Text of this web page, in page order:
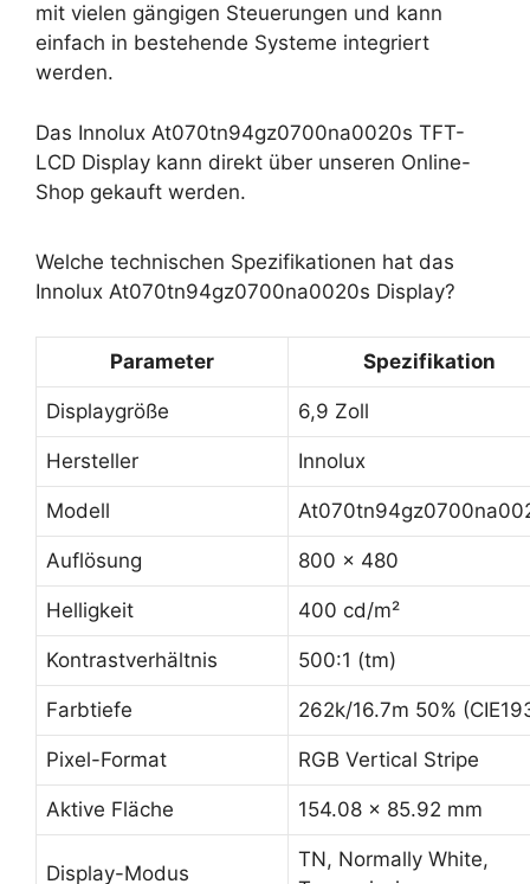
mit vielen gängigen Steuerungen und kann
einfach in bestehende Systeme integriert
werden.
Das Innolux At070tn94gz0700na0020s TFT-
LCD Display kann direkt über unseren Online-
Shop gekauft werden.
Welche technischen Spezifikationen hat das
Innolux At070tn94gz0700na0020s Display?
Parameter Spezifikation
Displaygröße 6,9 Zoll
Hersteller Innolux
Modell
Auflösung 800 x 480
Helligkeit 400 cd/m²
Kontrastverhältnis 500:1 (tm)
Farbtiefe 262k/16.7m 50%
Pixel-Format RGB Vertical Stripe
Aktive Fläche 154.08 x 85.92 mm
Display-Modus
TN, Normally White,